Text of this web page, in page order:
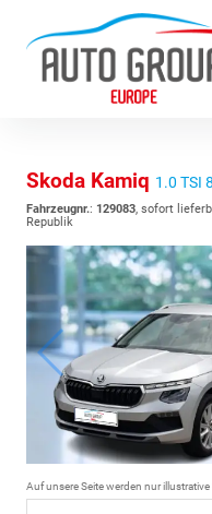
Skoda Kamiq 1.0 TSI
Fahrzeugnr.: 129083, sofort
Republik
Auf unsere Seite werden nur